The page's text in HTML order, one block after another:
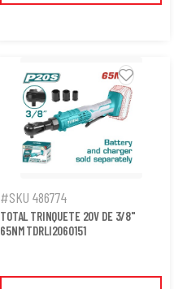
#SKU 486774
TOTAL TRINQUETE 20V DE 3/8"
65NM TDRLI2060151